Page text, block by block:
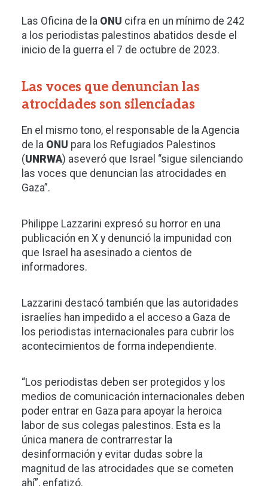
Las Oficina de la ONU cifra en un mínimo de 242
a los periodistas palestinos abatidos desde el
inicio de la guerra el 7 de octubre de 2023.
Las voces que denuncian las
atrocidades son silenciadas
En el mismo tono, el responsable de la Agencia
de la ONU para los Refugiados Palestinos
(UNRWA) aseveró que Israel “sigue silenciando
las voces que denuncian las atrocidades en
Gaza”.
Philippe Lazzarini expresó su horror en una
publicación en X y denunció la impunidad con
que Israel ha asesinado a cientos de
informadores.
Lazzarini destacó también que las autoridades
israelíes han impedido a el acceso a Gaza de
los periodistas internacionales para cubrir los
acontecimientos de forma independiente.
“Los periodistas deben ser protegidos y los
medios de comunicación internacionales deben
poder entrar en Gaza para apoyar la heroica
labor de sus colegas palestinos. Esta es la
única manera de contrarrestar la
desinformación y evitar dudas sobre la
magnitud de las atrocidades que se cometen
ahí”, enfatizó.